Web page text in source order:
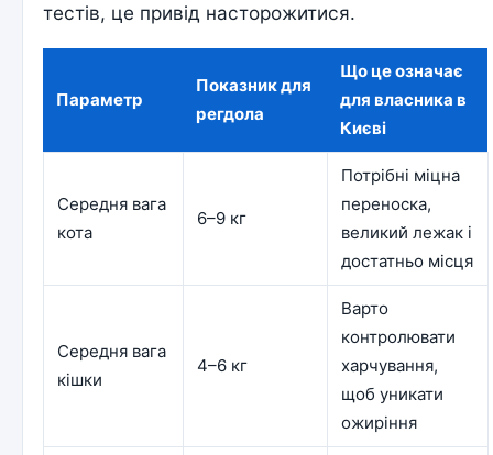
тестів, це привід насторожитися.
Параметр
Показник для
регдола
Що це означає
для власника в
Києві
Середня вага
кота
6–9 кг
Потрібні міцна
переноска,
великий лежак і
достатньо місця
Середня вага
кішки
4–6 кг
Варто
контролювати
харчування,
щоб уникати
ожиріння